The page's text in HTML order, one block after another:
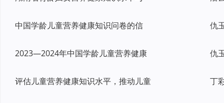
中国学龄儿童营养健康知识问卷的信
2023—2024年中国学龄儿童营养健康
评估儿童营养健康知识水平，推动儿童